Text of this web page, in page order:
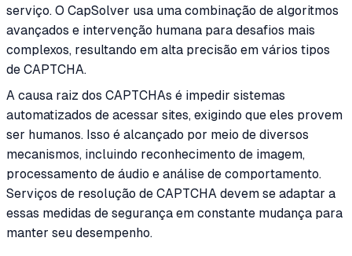
serviço. O CapSolver usa uma combinação de algoritmos
avançados e intervenção humana para desafios mais
complexos, resultando em alta precisão em vários tipos
de CAPTCHA.
A causa raiz dos CAPTCHAs é impedir sistemas
automatizados de acessar sites, exigindo que eles provem
ser humanos. Isso é alcançado por meio de diversos
mecanismos, incluindo reconhecimento de imagem,
processamento de áudio e análise de comportamento.
Serviços de resolução de CAPTCHA devem se adaptar a
essas medidas de segurança em constante mudança para
manter seu desempenho.